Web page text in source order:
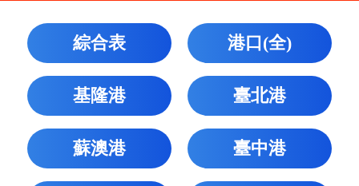
綜合表 港口(全)
基隆港 臺北港
蘇澳港 臺中港